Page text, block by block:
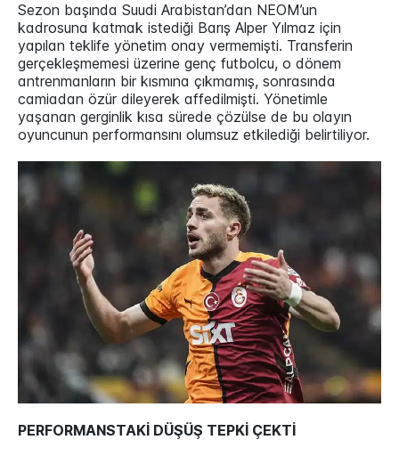
Sezon başında Suudi Arabistan’dan NEOM’un
kadrosuna katmak istediği Barış Alper Yılmaz için
yapılan teklife yönetim onay vermemişti. Transferin
gerçekleşmemesi üzerine genç futbolcu, o dönem
antrenmanların bir kısmına çıkmamış, sonrasında
camiadan özür dileyerek affedilmişti. Yönetimle
yaşanan gerginlik kısa sürede çözülse de bu olayın
oyuncunun performansını olumsuz etkilediği belirtiliyor.
PERFORMANSTAKİ DÜŞÜŞ TEPKİ ÇEKTİ